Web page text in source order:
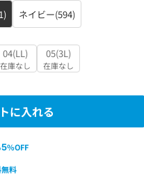
ネイビー(594)
04(LL)
在庫なし
05(3L)
在庫なし
に入れる
5%OFF
料